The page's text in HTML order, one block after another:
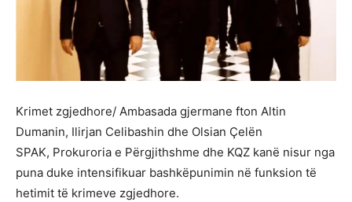
Krimet zgjedhore/ Ambasada gjermane fton Altin
Dumanin, Ilirjan Celibashin dhe Olsian Çelën
SPAK, Prokuroria e Përgjithshme dhe KQZ kanë nisur nga
puna duke intensifikuar bashkëpunimin në funksion të
hetimit të krimeve zgjedhore.